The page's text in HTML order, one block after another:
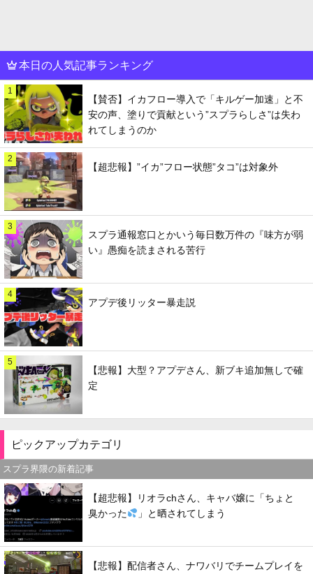
本日の人気記事ランキング
1
【賛否】イカフロー導入で「キルゲー加速」と不
安の声、塗りで貢献という”スプラらしさ”は失わ
れてしまうのか
2
【超悲報】”イカ”フロー状態”タコ”は対象外
3
スプラ通報窓口とかいう毎日数万件の『味方が弱
い』愚痴を読まされる苦行
4
アプデ後リッター暴走説
5
【悲報】大型？アプデさん、新ブキ追加無しで確
定
ピックアップカテゴリ
スプラ界隈の新着記事
【超悲報】リオラchさん、キャバ嬢に「ちょと
臭かった
」と晒されてしまう
【悲報】配信者さん、ナワバリでチームプレイを